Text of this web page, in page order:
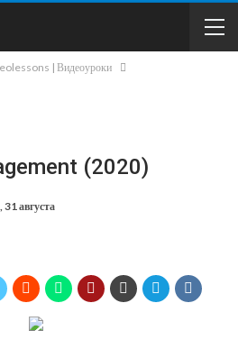
| Видеоуроки
(2020)
31 августа